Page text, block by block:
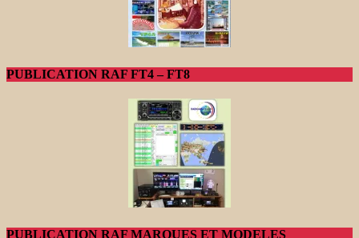
PUBLICATION RAF FT4 – FT8
PUBLICATION RAF MARQUES ET MODELES